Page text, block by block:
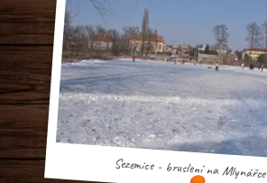
Sezemice - bruslení na Mlynářce